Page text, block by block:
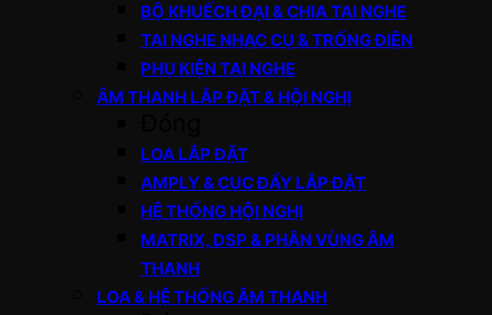
BỘ KHUẾCH ĐẠI & CHIA TAI NGHE
TAI NGHE NHẠC CỤ & TRỐNG ĐIỆN
PHỤ KIỆN TAI NGHE
ÂM THANH LẮP ĐẶT & HỘI NGHỊ
LOA LẮP ĐẶT
AMPLY & CỤC ĐẨY LẮP ĐẶT
HỆ THỐNG HỘI NGHỊ
MATRIX, DSP & PHÂN VÙNG ÂM
THANH
LOA & HỆ THỐNG ÂM THANH